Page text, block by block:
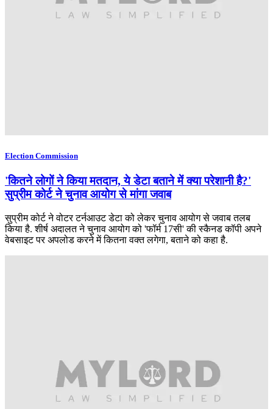
Election Commission
'कितने लोगों ने किया मतदान, ये डेटा बताने में क्या परेशानी है?'
सुप्रीम कोर्ट ने चुनाव आयोग से मांगा जवाब
सुप्रीम कोर्ट ने वोटर टर्नआउट डेटा को लेकर चुनाव आयोग से जवाब तलब
किया है. शीर्ष अदालत ने चुनाव आयोग को 'फॉर्म 17सी' की स्कैनड कॉपी अपने
वेबसाइट पर अपलोड करने में कितना वक्त लगेगा, बताने को कहा है.